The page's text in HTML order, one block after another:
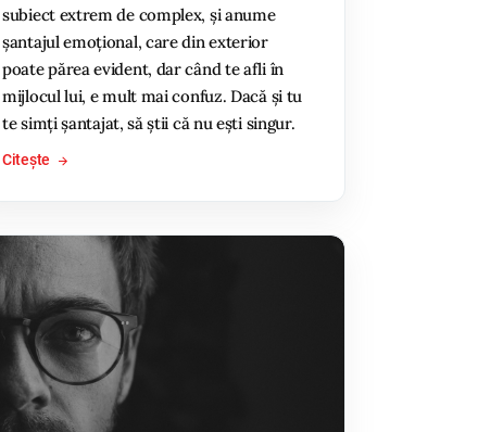
subiect extrem de complex, și anume
șantajul emoțional, care din exterior
poate părea evident, dar când te afli în
mijlocul lui, e mult mai confuz. Dacă și tu
te simți șantajat, să știi că nu ești singur.
Citește